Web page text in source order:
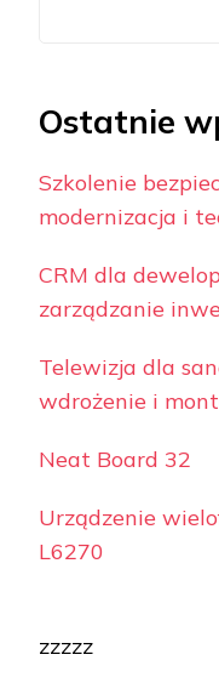
Ostatnie
Szkolenie
modernizacja i
CRM dla
zarządzanie
Telewizja dla
wdrożenie i
Neat Board 32
Urządzenie
L6270
zzzzz